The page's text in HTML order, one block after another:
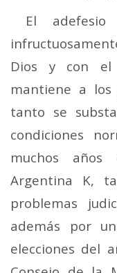
El adefesio
Dios y con el
mantiene a los
tanto se
condiciones
muchos
Argentina K,
problemas
además por
elecciones del